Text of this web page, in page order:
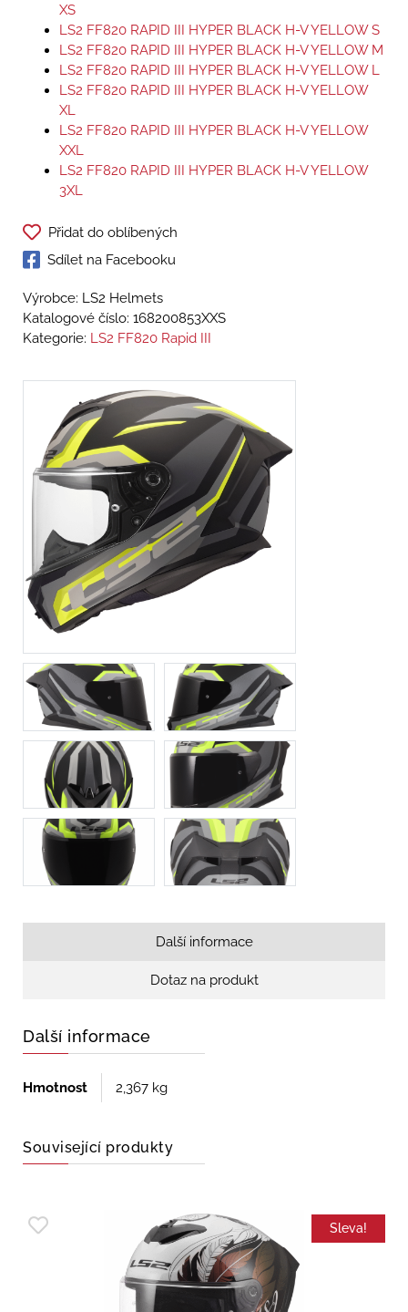
XS
LS2 FF820 RAPID III HYPER BLACK H-V YELLOW S
LS2 FF820 RAPID III HYPER BLACK H-V YELLOW M
LS2 FF820 RAPID III HYPER BLACK H-V YELLOW L
LS2 FF820 RAPID III HYPER BLACK H-V YELLOW
XL
LS2 FF820 RAPID III HYPER BLACK H-V YELLOW
XXL
LS2 FF820 RAPID III HYPER BLACK H-V YELLOW
3XL
Přidat do oblíbených
Sdílet na Facebooku
Výrobce: LS2 Helmets
Katalogové číslo: 168200853XXS
Kategorie: LS2 FF820 Rapid III
Další informace
Dotaz na produkt
Další informace
Hmotnost 2,367 kg
Související produkty
Sleva!